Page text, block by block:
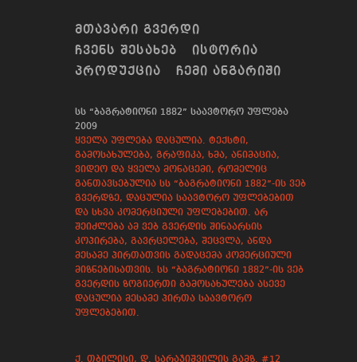
ᲛᲗᲐᲕᲐᲠᲘ ᲒᲕᲔᲠᲓᲘ
ᲩᲕᲔᲜᲡ ᲨᲔᲡᲐᲮᲔᲑ
ᲘᲡᲢᲝᲠᲘᲐ
ᲞᲠᲝᲓᲣᲥᲪᲘᲐ
ᲩᲔᲛᲘ ᲐᲜᲒᲐᲠᲘᲨᲘ
სს “ბაგრატიონი 1882” საავტორო უფლება
2009
ყველა უფლება დაცულია. ტექსტი,
გამოსახულება, გრაფიკა, ხმა, ანიმაცია,
ვიდეო და ყველა მონაცემი, რომელიც
განთავსებულია სს “ბაგრატიონი 1882”-ის ვებ
გვერდზე, დაცულია საავტორო უფლებებით
და სხვა კომერციული უფლებებით. არ
შეიძლება ამ ვებ გვერდის შინაარსის
კოპირება, გავრცელება, შეცვლა, ანდა
მესამე პირთათვის გადაცემა კომერციული
მიზნებისათვის. სს “ბაგრატიონი 1882”-ის ვებ
გვერდის ზოგიერთი გამოსახულება ასევე
დაცულია მესამე პირთა საავტორო
უფლებებით.
ქ. თბილისი, დ. სარაჯიშვილის გამზ. #12